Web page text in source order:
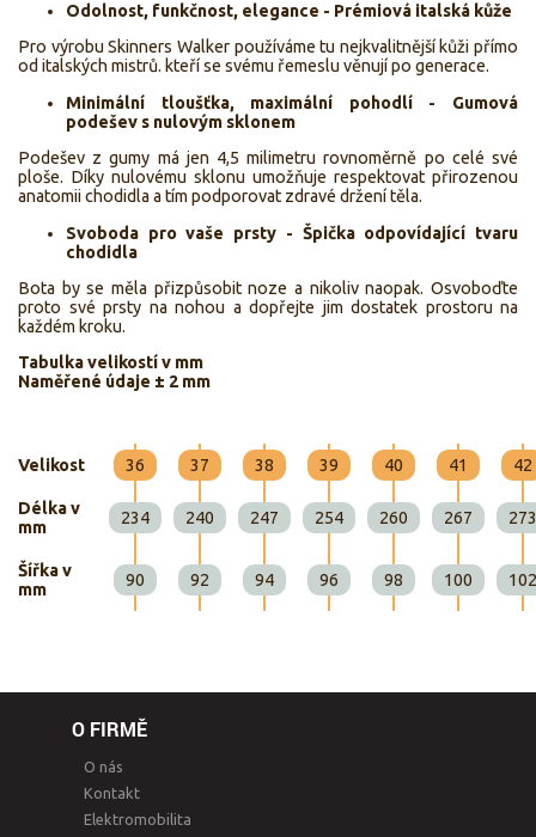
Odolnost, funkčnost, elegance - Prémiová italská kůže
Pro výrobu Skinners Walker používáme tu nejkvalitnější kůži přímo
od italských mistrů. kteří se svému řemeslu věnují po generace.
Minimální tloušťka, maximální pohodlí - Gumová
podešev s nulovým sklonem
Podešev z gumy má jen 4,5 milimetru rovnoměrně po celé své
ploše. Díky nulovému sklonu umožňuje respektovat přirozenou
anatomii chodidla a tím podporovat zdravé držení těla.
Svoboda pro vaše prsty - Špička odpovídající tvaru
chodidla
Bota by se měla přizpůsobit noze a nikoliv naopak. Osvoboďte
proto své prsty na nohou a dopřejte jim dostatek prostoru na
každém kroku.
Tabulka velikostí v mm
Naměřené údaje ± 2 mm
Velikost 36 37 38 39 40 41 42
Délka v
mm
234 240 247 254 260 267 273
Šířka v
mm
90 92 94 96 98 100 102
O FIRMĚ
O nás
Kontakt
Elektromobilita